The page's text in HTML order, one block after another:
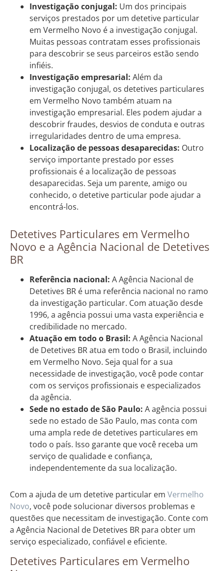
Investigação conjugal: Um dos principais
serviços prestados por um detetive particular
em Vermelho Novo é a investigação conjugal.
Muitas pessoas contratam esses profissionais
para descobrir se seus parceiros estão sendo
infiéis.
Investigação empresarial: Além da
investigação conjugal, os detetives particulares
em Vermelho Novo também atuam na
investigação empresarial. Eles podem ajudar a
descobrir fraudes, desvios de conduta e outras
irregularidades dentro de uma empresa.
Localização de pessoas desaparecidas: Outro
serviço importante prestado por esses
profissionais é a localização de pessoas
desaparecidas. Seja um parente, amigo ou
conhecido, o detetive particular pode ajudar a
encontrá-los.
Detetives Particulares em Vermelho
Novo e a Agência Nacional de Detetives
BR
Referência nacional: A Agência Nacional de
Detetives BR é uma referência nacional no ramo
da investigação particular. Com atuação desde
1996, a agência possui uma vasta experiência e
credibilidade no mercado.
Atuação em todo o Brasil: A Agência Nacional
de Detetives BR atua em todo o Brasil, incluindo
em Vermelho Novo. Seja qual for a sua
necessidade de investigação, você pode contar
com os serviços profissionais e especializados
da agência.
Sede no estado de São Paulo: A agência possui
sede no estado de São Paulo, mas conta com
uma ampla rede de detetives particulares em
todo o país. Isso garante que você receba um
serviço de qualidade e confiança,
independentemente da sua localização.
Com a ajuda de um detetive particular em Vermelho
Novo, você pode solucionar diversos problemas e
questões que necessitam de investigação. Conte com
a Agência Nacional de Detetives BR para obter um
serviço especializado, confiável e eficiente.
Detetives Particulares em Vermelho